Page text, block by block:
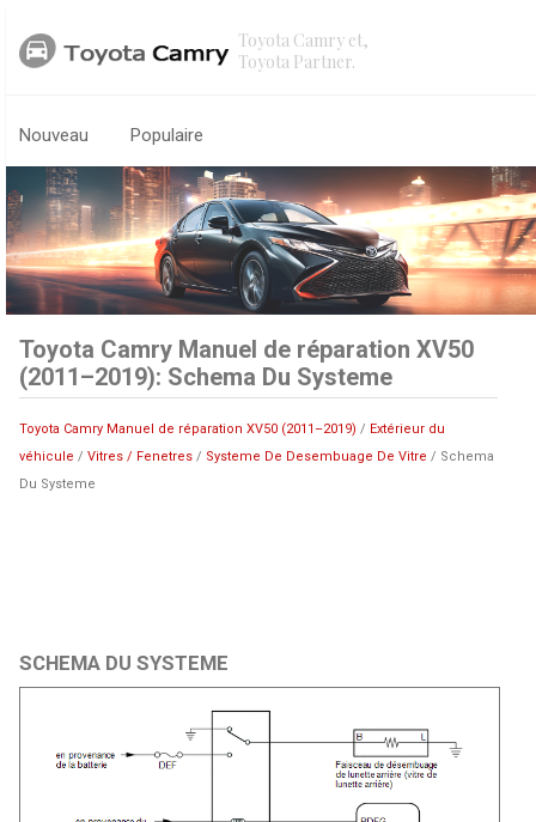
Toyota Camry et,
Toyota Partner.
Nouveau Populaire
Toyota Camry Manuel de réparation XV50
(2011–2019): Schema Du Systeme
Toyota Camry Manuel de réparation XV50 (2011–2019) / Extérieur du
véhicule /Vitres / Fenetres / Systeme De Desembuage De Vitre / Schema
Du Systeme
SCHEMA DU SYSTEME